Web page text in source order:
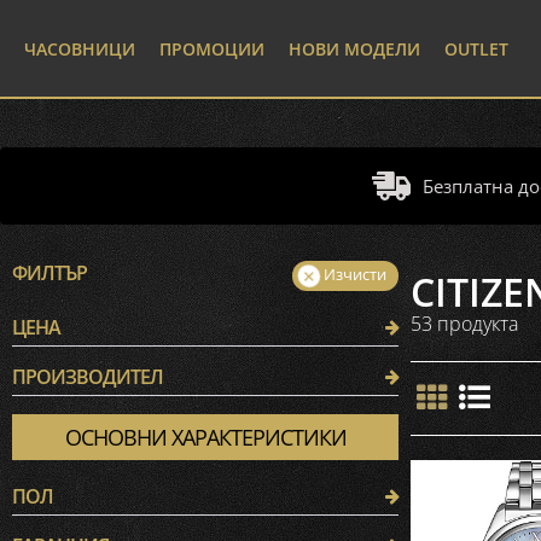
ЧАСОВНИЦИ ПРОМОЦИИ НОВИ МОДЕЛИ OUTLET
Безплатна
ФИЛТЪР
ЦЕНА
€ €
ПРОИЗВОДИТЕЛ
CITIZEN
53
ОСНОВНИ ХАРАКТЕРИСТИКИ
ПОЛ
13
53 продуктa